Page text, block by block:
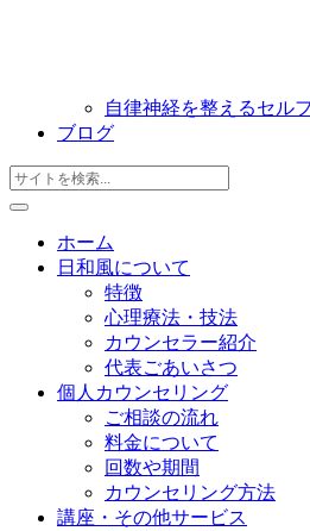
自律神経を整えるセル
ブログ
ホーム
日和風について
特徴
心理療法・技法
カウンセラー紹介
代表ごあいさつ
個人カウンセリング
ご相談の流れ
料金について
回数や期間
カウンセリング方法
講座・その他サービス